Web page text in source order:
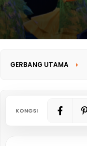
GERBANG UTAMA
KONGSI